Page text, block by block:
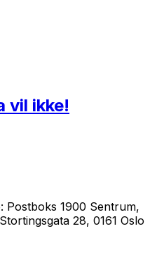
vil ikke!
Postboks 1900 Sentrum,
28, 0161 Oslo